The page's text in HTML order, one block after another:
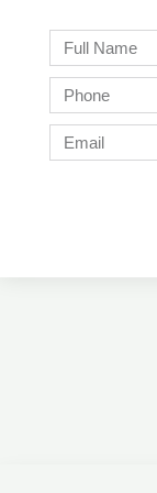
Full
Name
Phone
Email